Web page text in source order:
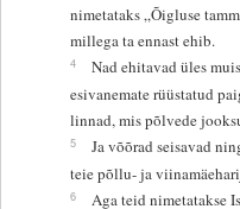
nimetataks „Õigluse
millega ta ennast ehib.
4
Nad ehitavad üles
esivanemate rüüstatud
linnad, mis põlvede
5
Ja võõrad seisavad
teie põllu- ja
6
Aga teid nimetatakse